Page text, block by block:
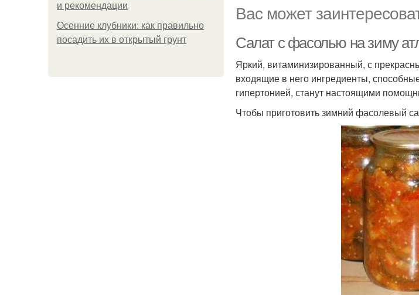
и рекомендации
Осенние клубники: как правильно
посадить их в открытый грунт
Вас может
Салат с фасолью на зиму
Яркий, витаминизированный, с
входящие в него ингредиенты,
гипертонией, станут настоящими
Чтобы приготовить зимний фасолевый